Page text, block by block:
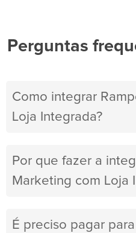
Perguntas
Como integrar
Loja Integrada?
Por que fazer a
Marketing com Loja
É preciso pagar